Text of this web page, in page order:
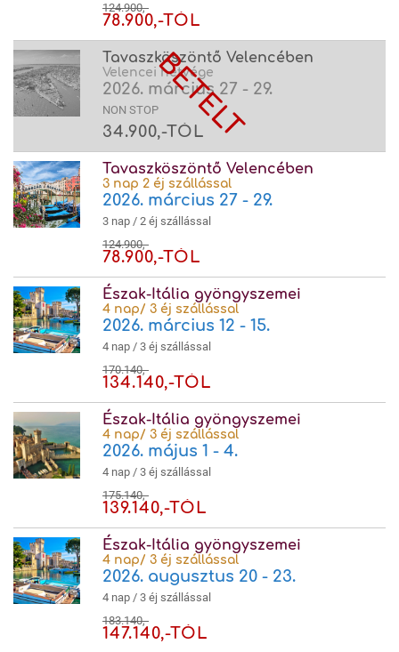
124.900,-
78.900,-TÓL
Tavaszköszöntő Velencében
Velencei hétvége
2026. március 27 - 29.
NON STOP
34.900,-TÓL
Tavaszköszöntő Velencében
3 nap 2 éj szállással
2026. március 27 - 29.
3 nap / 2 éj szállással
124.900,-
78.900,-TÓL
Észak-Itália gyöngyszemei
4 nap/ 3 éj szállással
2026. március 12 - 15.
4 nap / 3 éj szállással
170.140,-
134.140,-TÓL
Észak-Itália gyöngyszemei
4 nap/ 3 éj szállással
2026. május 1 - 4.
4 nap / 3 éj szállással
175.140,-
139.140,-TÓL
Észak-Itália gyöngyszemei
4 nap/ 3 éj szállással
2026. augusztus 20 - 23.
4 nap / 3 éj szállással
183.140,-
147.140,-TÓL